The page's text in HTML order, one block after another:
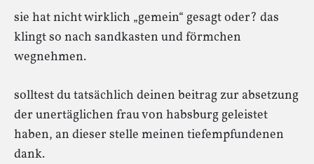
sie hat nicht wirklich „gemein“ gesagt oder? das
klingt so nach sandkasten und förmchen
wegnehmen.
solltest du tatsächlich deinen beitrag zur absetzung
der unertäglichen frau von habsburg geleistet
haben, an dieser stelle meinen tiefempfundenen
dank.